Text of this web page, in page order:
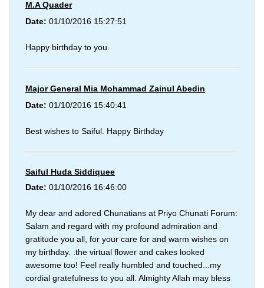
M.A Quader
Date: 01/10/2016 15:27:51
Happy birthday to you.
Major General Mia Mohammad Zainul Abedin
Date: 01/10/2016 15:40:41
Best wishes to Saiful. Happy Birthday
Saiful Huda Siddiquee
Date: 01/10/2016 16:46:00
My dear and adored Chunatians at Priyo Chunati Forum:
Salam and regard with my profound admiration and
gratitude you all, for your care for and warm wishes on
my birthday. .the virtual flower and cakes looked
awesome too! Feel really humbled and touched...my
cordial gratefulness to you all. Almighty Allah may bless